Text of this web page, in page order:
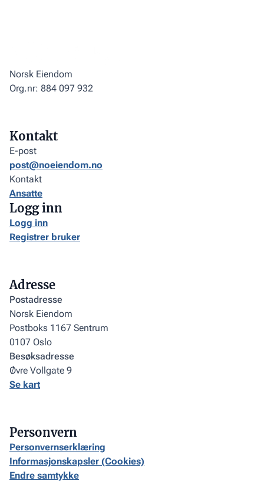
Norsk Eiendom
Org.nr: 884 097 932
Kontakt
E-post
post@noeiendom.no
Kontakt
Ansatte
Logg inn
Logg inn
Registrer bruker
Adresse
Postadresse
Norsk Eiendom
Postboks 1167 Sentrum
0107 Oslo
Besøksadresse
Øvre Vollgate 9
Se kart
Personvern
Personvernserklæring
Informasjonskapsler (Cookies)
Endre samtykke